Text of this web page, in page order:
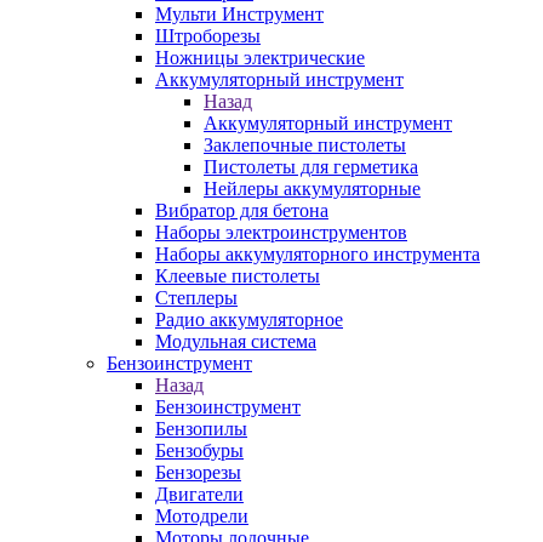
Мульти Инструмент
Штроборезы
Ножницы электрические
Аккумуляторный инструмент
Назад
Аккумуляторный инструмент
Заклепочные пистолеты
Пистолеты для герметика
Нейлеры аккумуляторные
Вибратор для бетона
Наборы электроинструментов
Наборы аккумуляторного инструмента
Клеевые пистолеты
Степлеры
Радио аккумуляторное
Модульная система
Бензоинструмент
Назад
Бензоинструмент
Бензопилы
Бензобуры
Бензорезы
Двигатели
Мотодрели
Моторы лодочные